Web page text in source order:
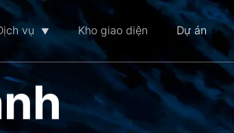
vụ Kho giao diện Dự án